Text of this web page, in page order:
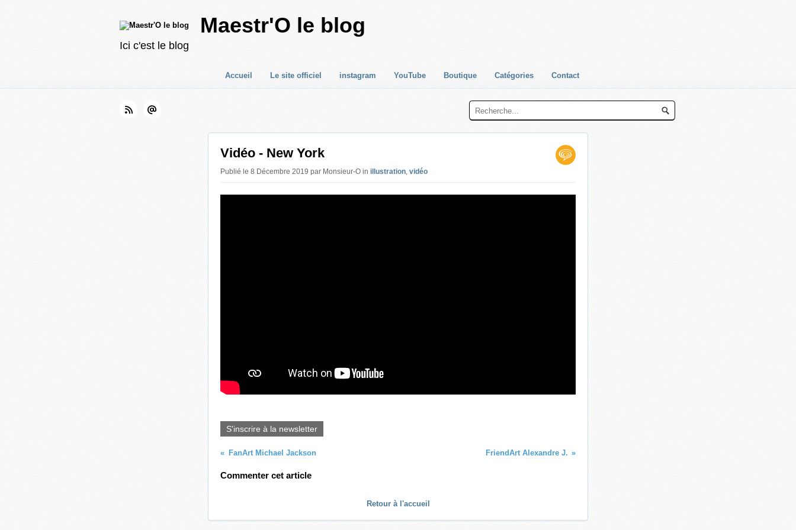
Maestr'O le blog
Ici c'est le blog
Accueil Le site officiel instagram YouTube Boutique Catégories Contact
Vidéo - New York
Publié le 8 Décembre 2019 par Monsieur-O in illustration, vidéo
S'inscrire à la newsletter
FanArt Michael Jackson FriendArt Alexandre J.
Commenter cet article
Retour à l'accueil